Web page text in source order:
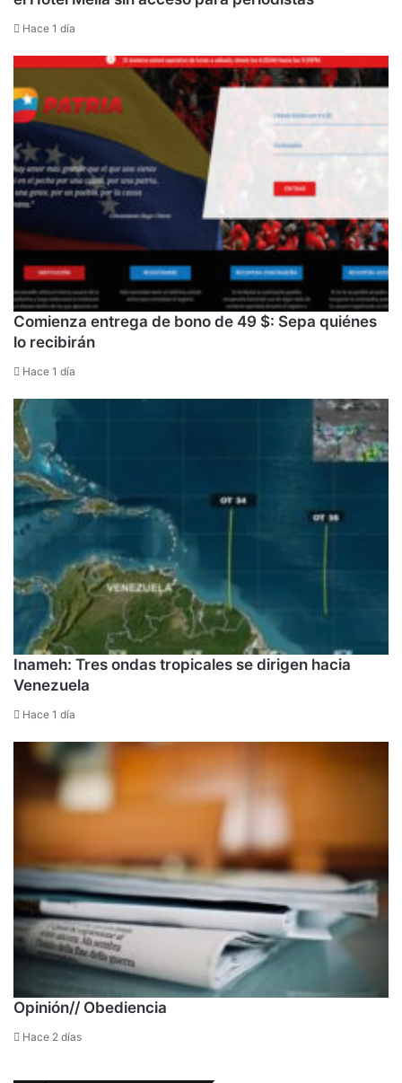
Hace 1 día
Comienza entrega de bono de 49 $: Sepa quiénes
lo recibirán
Hace 1 día
Inameh: Tres ondas tropicales se dirigen hacia
Venezuela
Hace 1 día
Opinión// Obediencia
Hace 2 días